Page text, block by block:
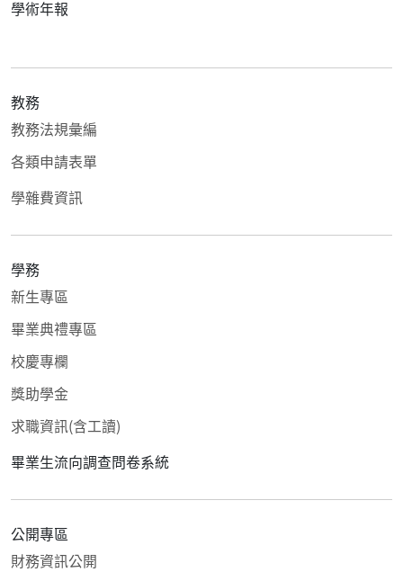
學術年報
教務
教務法規彙編
各類申請表單
學雜費資訊
學務
新生專區
畢業典禮專區
校慶專欄
獎助學金
求職資訊(含工讀)
畢業生流向調查問卷系統
公開專區
財務資訊公開